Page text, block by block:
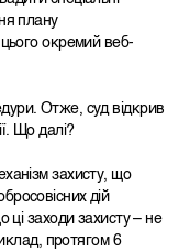
плану
окремий веб-
Отже, суд відкрив
Що далі?
захисту, що
дій
ці заходи захисту – не
протягом 6